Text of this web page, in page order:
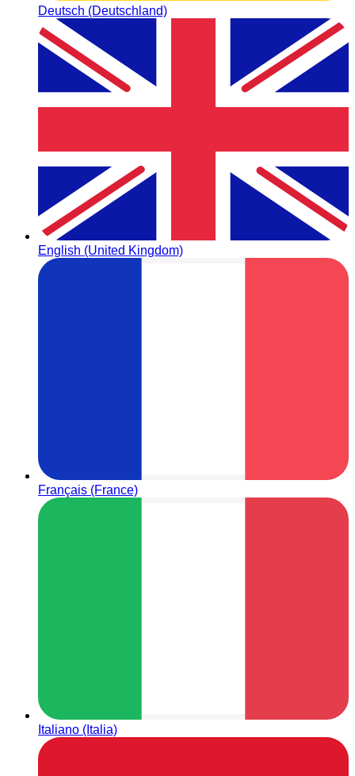
Deutsch (Deutschland)
English (United Kingdom)
Français (France)
Italiano (Italia)